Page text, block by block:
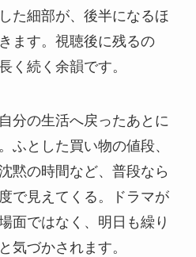
た細部が、後半になるほ
ます。視聴後に残るの
く続く余韻です。
分の生活へ戻ったあとに
ふとした買い物の値段、
黙の時間など、普段なら
で見えてくる。ドラマが
面ではなく、明日も繰り
気づかされます。